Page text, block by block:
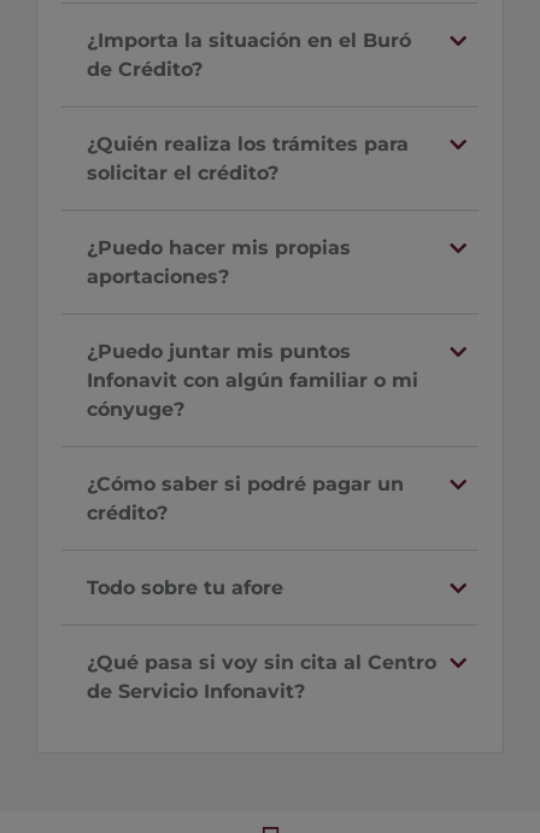
¿Importa la situación en el Buró
de Crédito?
¿Quién realiza los trámites para
solicitar el crédito?
¿Puedo hacer mis propias
aportaciones?
¿Puedo juntar mis puntos
Infonavit con algún familiar o mi
cónyuge?
¿Cómo saber si podré pagar un
crédito?
Todo sobre tu afore
¿Qué pasa si voy sin cita al Centro
de Servicio Infonavit?